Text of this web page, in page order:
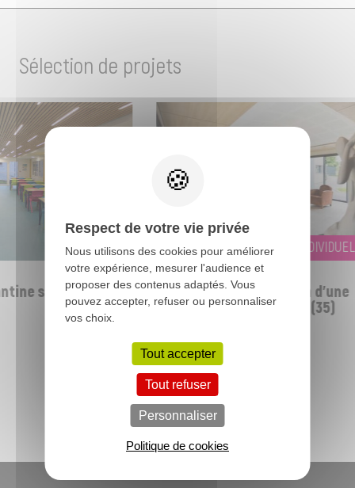
Sélection de projets
scolaire -
EXTENSION, LOGEMENT INDIVIDUEL
Rénovation et extension d'une
habitation - LECOUSSE - (35)
Toutes nos réalisations
Respect de votre vie privée
Nous utilisons des cookies pour améliorer
votre expérience, mesurer l'audience et
proposer des contenus adaptés. Vous
pouvez accepter, refuser ou personnaliser
vos choix.
Tout accepter
Tout refuser
Personnaliser
Politique de cookies